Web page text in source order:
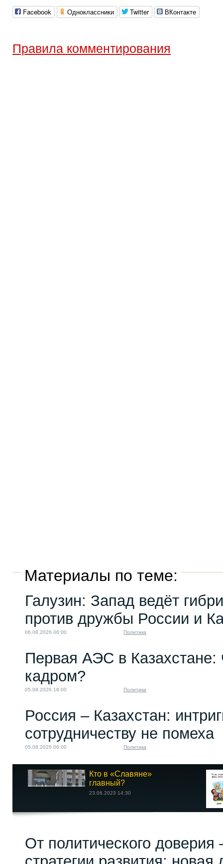
Facebook Одноклассники Twitter ВКонтакте
Правила комментирования
Материалы по теме:
Галузин: Запад ведёт
против дружбы России и
06.08.2026 06:00 Политика
Первая АЭС в Казахстане:
кадром?
05.08.2026 18:00 Политика
Россия – Казахстан:
сотрудничеству не помеха
05.08.2026 06:00 Политика
Кто в «Славяне»
главный?
23.06.2023 14:30
От политического